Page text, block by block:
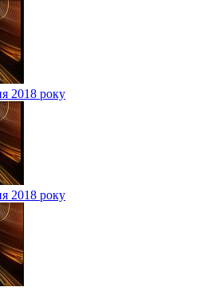
2018 року
2018 року